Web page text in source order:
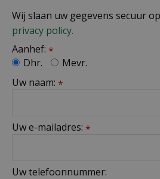
Wij slaan uw gegevens secuur
privacy policy.
Aanhef: *
Dhr.
Mevr.
Uw naam: *
Uw e-mailadres: *
Uw telefoonnummer: